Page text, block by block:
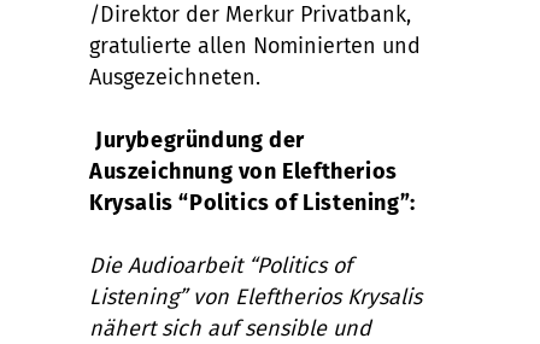
/Direktor der Merkur Privatbank,
gratulierte allen Nominierten und
Ausgezeichneten.
Jurybegründung der
Auszeichnung von Eleftherios
Krysalis “Politics of Listening”:
Die Audioarbeit “Politics of
Listening” von Eleftherios Krysalis
nähert sich auf sensible und